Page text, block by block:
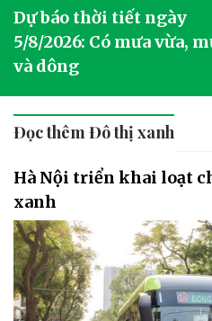
Dự báo thời tiết ngày
5/8/2026: Có mưa vừa,
và dông
Đọc thêm Đô thị xanh
Hà Nội triển khai loạt
xanh